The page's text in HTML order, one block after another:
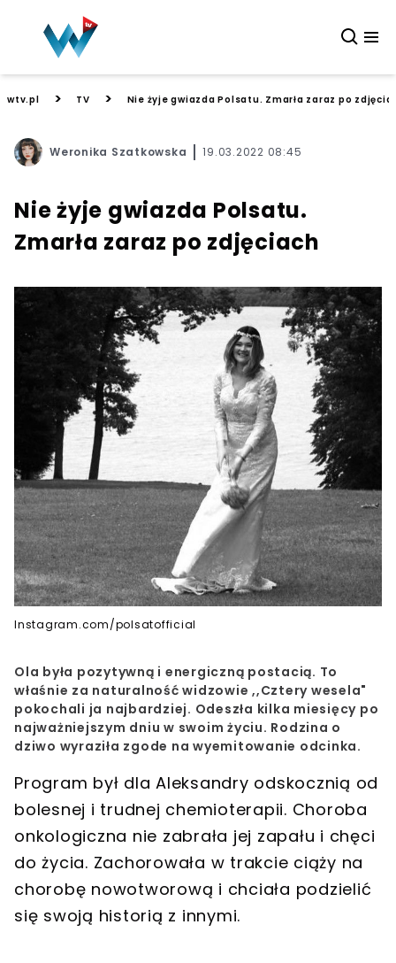
wtv.pl > TV > Nie żyje gwiazda Polsatu. Zmarła zaraz po
Weronika Szatkowska 19.03.2022 08:45
Nie żyje gwiazda Polsatu.
Zmarła zaraz po zdjęciach
Instagram.com/polsatofficial
Ola była pozytywną i energiczną postacią. To
właśnie za naturalność widzowie ,,Cztery wesela"
pokochali ja najbardziej. Odeszła kilka miesięcy po
najważniejszym dniu w swoim życiu. Rodzina o
dziwo wyraziła zgode na wyemitowanie odcinka.
Program był dla Aleksandry odskocznią od
bolesnej i trudnej chemioterapii. Choroba
onkologiczna nie zabrała jej zapału i chęci
do życia. Zachorowała w trakcie ciąży na
chorobę nowotworową i chciała podzielić
się swoją historią z innymi.